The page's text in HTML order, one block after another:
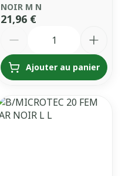
NOIR M N
21,96 €
Ajouter au panier